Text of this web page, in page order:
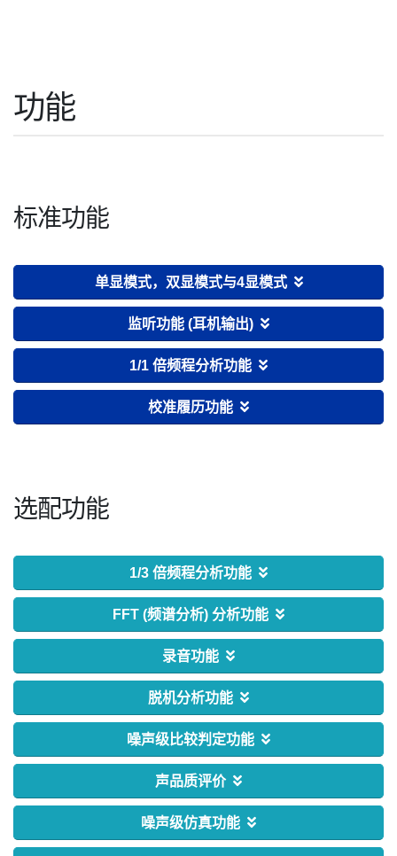
功能
标准功能
单显模式，双显模式与4显模式
1/1 倍频程分析功能
校准履历功能
选配功能
1/3 倍频程分析功能
FFT (频谱分析) 分析功能
录音功能
脱机分析功能
噪声级比较判定功能
声品质评价
噪声级仿真功能